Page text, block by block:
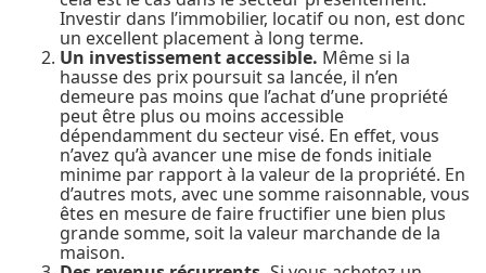
Investir dans l’immobilier, locatif ou non, est donc
un excellent placement à long terme.
Un investissement accessible. Même si la
hausse des prix poursuit sa lancée, il n’en
demeure pas moins que l’achat d’une propriété
peut être plus ou moins accessible
dépendamment du secteur visé. En effet, vous
n’avez qu’à avancer une mise de fonds initiale
minime par rapport à la valeur de la propriété. En
d’autres mots, avec une somme raisonnable, vous
êtes en mesure de faire fructifier une bien plus
grande somme, soit la valeur marchande de la
maison.